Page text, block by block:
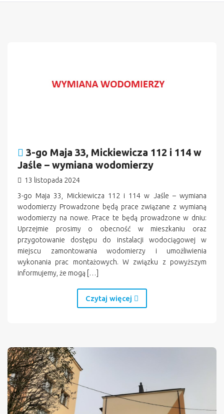
3-go Maja 33, Mickiewicza 112 i 114 w
Jaśle – wymiana wodomierzy
13 listopada 2024
3-go Maja 33, Mickiewicza 112 i 114 w Jaśle – wymiana
wodomierzy Prowadzone będą prace związane z wymianą
wodomierzy na nowe. Prace te będą prowadzone w dniu:
Uprzejmie prosimy o obecność w mieszkaniu oraz
przygotowanie dostępu do instalacji wodociągowej w
miejscu zamontowania wodomierzy i umożliwienia
wykonania prac montażowych. W związku z powyższym
informujemy, że mogą […]
Czytaj więcej